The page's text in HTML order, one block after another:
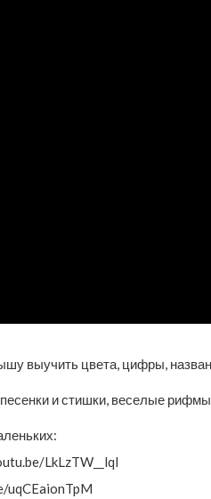
выучить цвета, цифры,
и стишки, веселые
LkLzTW__lqI